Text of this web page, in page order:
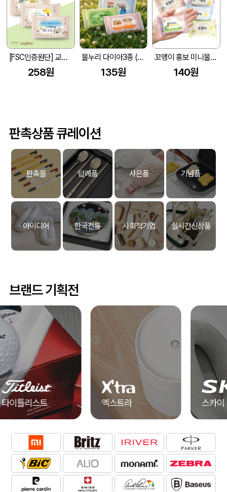
[FSC인증원단] 교회전도 3종 생분해 물티슈 (10매/15매/20매)
258원
물누리 다이아3종 (무광) 물티슈 10매/15매/20매
135원
꼬맹이 홍보 미니물티슈 10매
140원
판촉상품 큐레이션
판촉물 답례품 사은품 기념품
아이디어 한국전통 사회적기업 실시간신상품
브랜드 기획전
엑스트라 스카이